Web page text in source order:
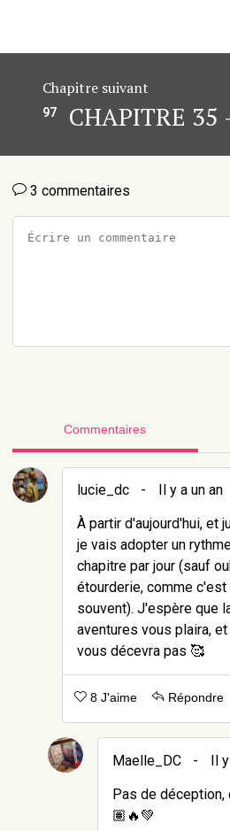
Chapitre suivant
97 CHAPITRE 35
3 commentaires
Commentaires
lucie_dc -
Il y a un an
À partir d'aujourd'hui, et
je vais adopter un
chapitre par jour (sauf
étourderie, comme c'est
souvent). J'espère que
aventures vous plaira,
vous décevra pas 🥰
8 J'aime Répondre
Maelle_DC -
Il
Pas de déception,
🏽🔥💚